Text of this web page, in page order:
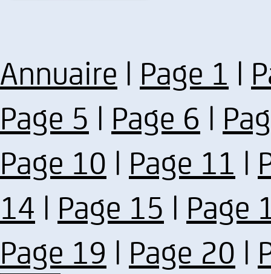
Annuaire | Page 1 |
Page 5 | Page 6 |
Page 10 | Page 11 |
14 | Page 15 | Page
Page 19 | Page 20 |